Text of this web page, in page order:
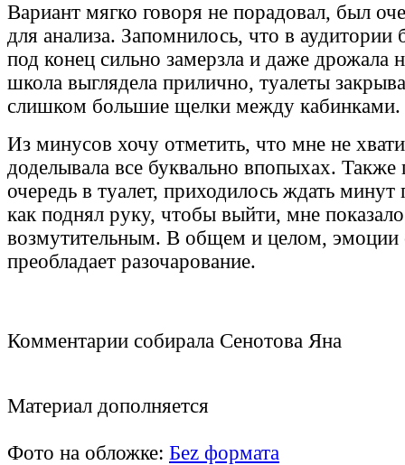
Вариант мягко говоря не порадовал, был
для анализа. Запомнилось, что в аудитории
под конец сильно замерзла и даже дрожала
школа выглядела прилично, туалеты
слишком большие щелки между кабинками.
Из минусов хочу отметить, что мне не
доделывала все буквально впопыхах.
очередь в туалет, приходилось ждать минут
как поднял руку, чтобы выйти, мне
возмутительным. В общем и целом,
преобладает разочарование.
Комментарии собирала Сенотова Яна
Материал дополняется
Фото на обложке: Беz формата